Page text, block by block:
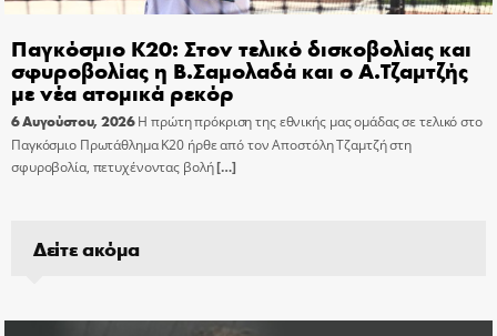
Παγκόσμιο Κ20: Στον τελικό δισκοβολίας και
σφυροβολίας η Β.Σαμολαδά και ο Α.Τζαμτζής
με νέα ατομικά ρεκόρ
6 Αυγούστου, 2026 Η πρώτη πρόκριση της εθνικής μας ομάδας σε τελικό στο
Παγκόσμιο Πρωτάθλημα Κ20 ήρθε από τον Αποστόλη Τζαμτζή στη
σφυροβολία, πετυχένοντας βολή[…]
Δείτε ακόμα